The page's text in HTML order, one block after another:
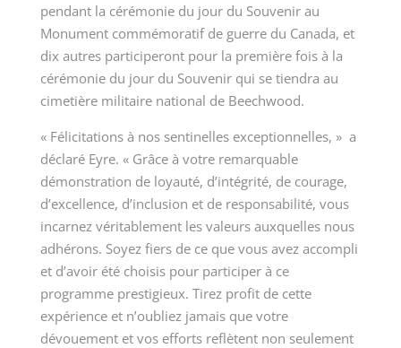
pendant la cérémonie du jour du Souvenir au
Monument commémoratif de guerre du Canada, et
dix autres participeront pour la première fois à la
cérémonie du jour du Souvenir qui se tiendra au
cimetière militaire national de Beechwood.
« Félicitations à nos sentinelles exceptionnelles, »a
déclaré Eyre. « Grâce à votre remarquable
démonstration de loyauté, d’intégrité, de courage,
d’excellence, d’inclusion et de responsabilité, vous
incarnez véritablement les valeurs auxquelles nous
adhérons. Soyez fiers de ce que vous avez accompli
et d’avoir été choisis pour participer à ce
programme prestigieux. Tirez profit de cette
expérience et n’oubliez jamais que votre
dévouement et vos efforts reflètent non seulement